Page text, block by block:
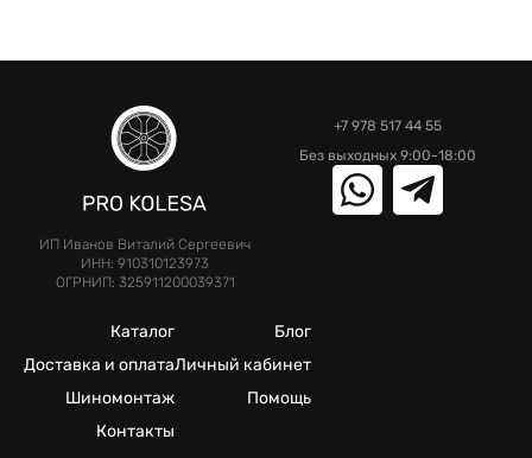
ИП Иванов Виталий Сергеевич
ИНН: 910310123973
ОГРНИП: 325911200039371
+7 978 517 44 55
Без выходных 9:00-18:00
Каталог
Доставка и оплата
Шиномонтаж
Контакты
Блог
Личный кабинет
Помощь